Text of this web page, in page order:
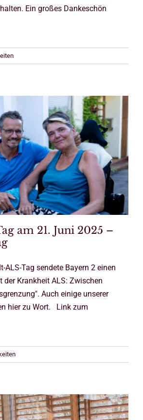
Ein großes Dankeschön
am 21. Juni 2025 –
ALS-Tag sendete Bayern 2 einen
der Krankheit ALS: Zwischen
Auch einige unserer
hier zu Wort. Link zum